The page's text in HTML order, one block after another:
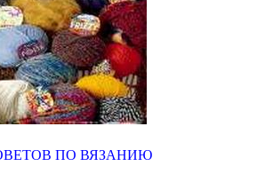
ПО ВЯЗАНИЮ